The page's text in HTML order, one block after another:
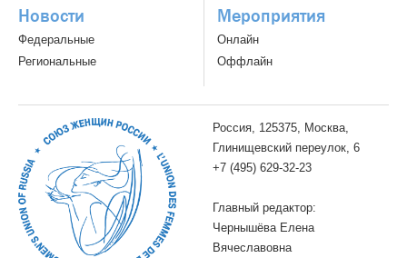
Новости
Федеральные
Региональные
Мероприятия
Онлайн
Оффлайн
Россия, 125375, Москва,
Глинищевский переулок, 6
+7 (495) 629-32-23
Главный редактор:
Чернышёва Елена
Вячеславовна